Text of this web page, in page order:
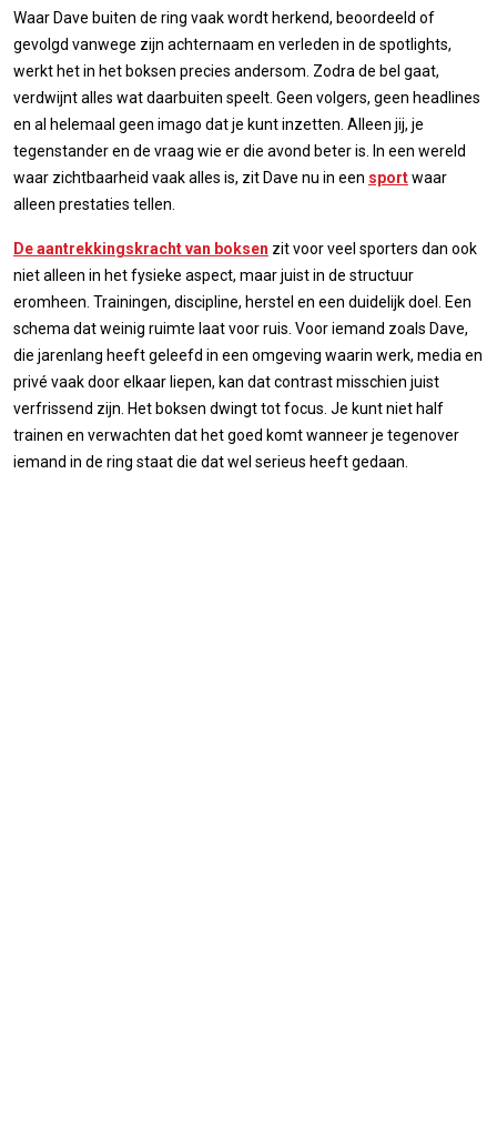
Waar Dave buiten de ring vaak wordt herkend, beoordeeld of
gevolgd vanwege zijn achternaam en verleden in de spotlights,
werkt het in het boksen precies andersom. Zodra de bel gaat,
verdwijnt alles wat daarbuiten speelt. Geen volgers, geen headlines
en al helemaal geen imago dat je kunt inzetten. Alleen jij, je
tegenstander en de vraag wie er die avond beter is. In een wereld
waar zichtbaarheid vaak alles is, zit Dave nu in een sportwaar
alleen prestaties tellen.
De aantrekkingskracht van boksen zit voor veel sporters dan ook
niet alleen in het fysieke aspect, maar juist in de structuur
eromheen. Trainingen, discipline, herstel en een duidelijk doel. Een
schema dat weinig ruimte laat voor ruis. Voor iemand zoals Dave,
die jarenlang heeft geleefd in een omgeving waarin werk, media en
privé vaak door elkaar liepen, kan dat contrast misschien juist
verfrissend zijn. Het boksen dwingt tot focus. Je kunt niet half
trainen en verwachten dat het goed komt wanneer je tegenover
iemand in de ring staat die dat wel serieus heeft gedaan.